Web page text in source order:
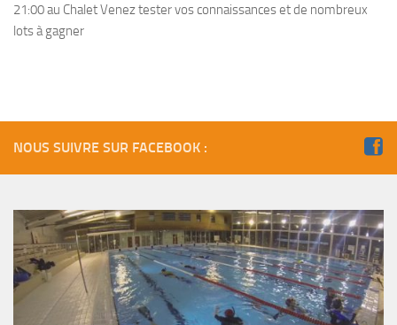
Sorties techniques
APNEE
Sorties 2022
Sorties 2021
Sorties 2020
Sorties 2019
21:00 au Chalet Venez tester vos connaissances et de nombreux
lots à gagner
NOUS SUIVRE SUR FACEBOOK :